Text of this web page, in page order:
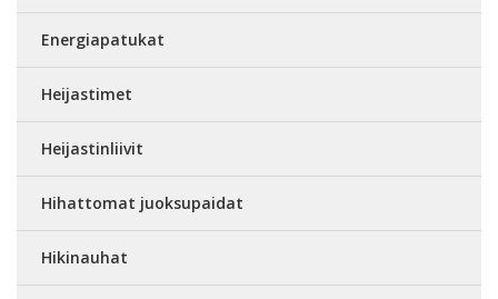
Energiapatukat
Heijastimet
Heijastinliivit
Hihattomat juoksupaidat
Hikinauhat